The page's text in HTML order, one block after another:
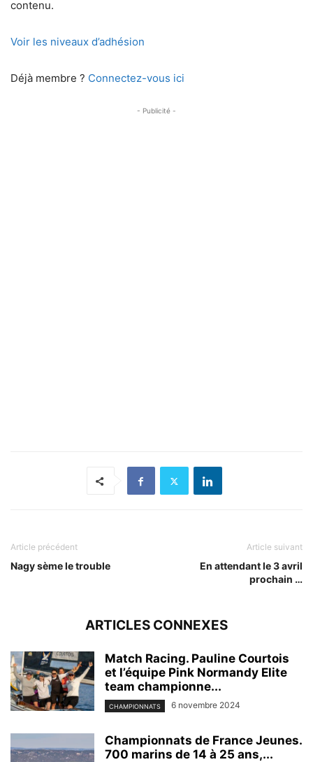
contenu.
Voir les niveaux d’adhésion
Déjà membre ? Connectez-vous ici
- Publicité -
Article précédent
Nagy sème le trouble
Article suivant
En attendant le 3 avril
prochain …
ARTICLES CONNEXES
Match Racing. Pauline Courtois
et l’équipe Pink Normandy Elite
team championne...
CHAMPIONNATS 6 novembre 2024
Championnats de France Jeunes.
700 marins de 14 à 25 ans,...